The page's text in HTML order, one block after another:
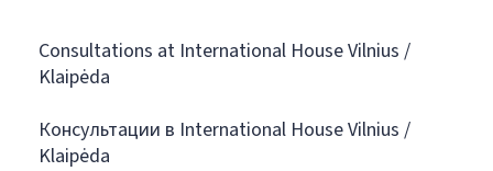
Consultations at International House Vilnius /
Klaipėda
Консультации в International House Vilnius /
Klaipėda